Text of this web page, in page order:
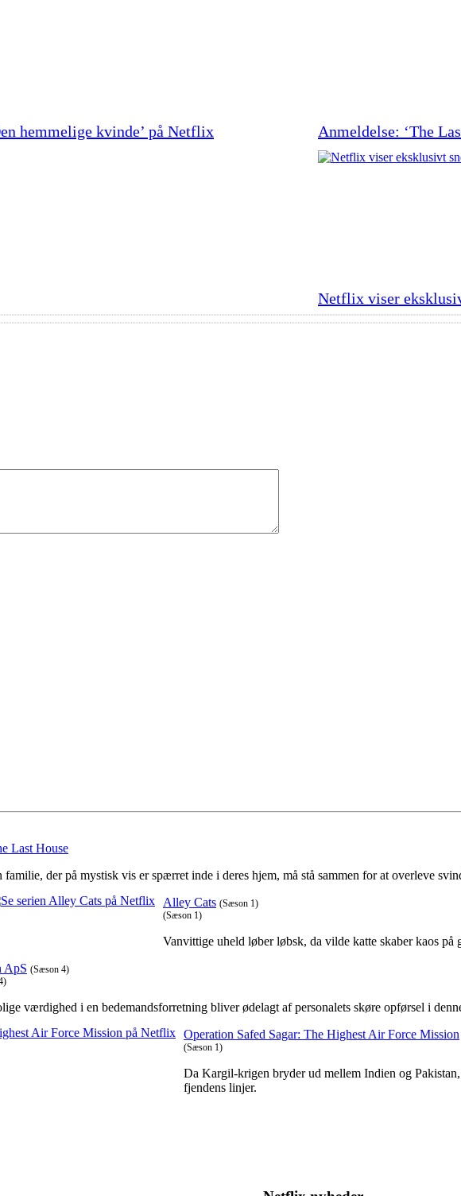
hemmelige kvinde’ på Netflix Anmeldelse: ‘The
Netflix viser
Last House
familie, der på mystisk vis er spærret inde i deres hjem, må stå sammen for at overleve
Alley Cats (Sæson 1)
(Sæson 1)
Vanvittige uheld løber løbsk, da vilde katte skaber kaos
ApS (Sæson 4)
værdighed i en bedemandsforretning bliver ødelagt af personalets skøre opførsel i
Operation Safed Sagar: The Highest Air Force Mission
(Sæson 1)
Da Kargil-krigen bryder ud mellem Indien og
fjendens linjer.